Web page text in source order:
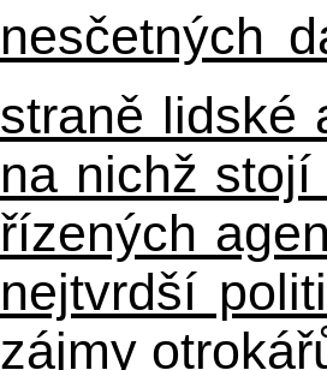
nesčetných
straně lidské
na nichž
řízených
nejtvrdší
zájmy